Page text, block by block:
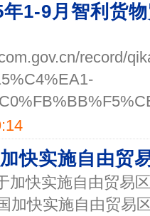
年1-9月智利货
record/
快实施自由贸
加快实施自由贸易
加快实施自由贸易